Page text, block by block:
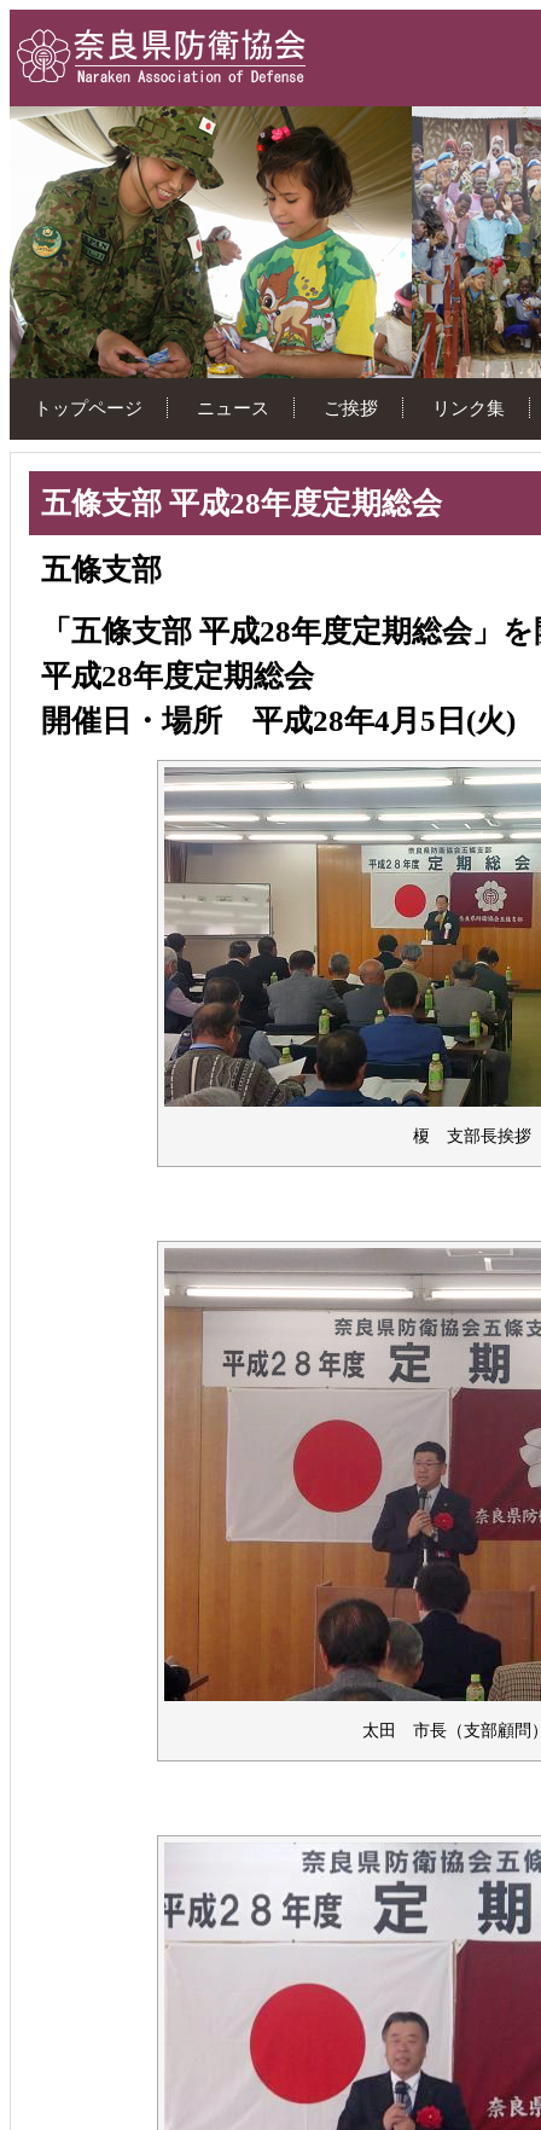
トップページ ニュース ご挨拶 リンク集
五條支部 平成28年度定期総会
五條支部
「五條支部 平成28年度定期総会」
平成28年度定期総会
開催日・場所 平成28年4月5日(火)
榎 支部長挨拶
太田 市長（支部顧問